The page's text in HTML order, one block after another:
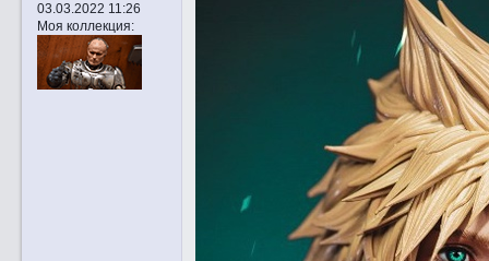
03.03.2022 11:26
Моя коллекция: